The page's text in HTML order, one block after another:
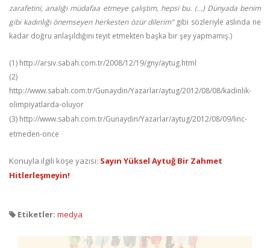
zarafetini, analığı müdafaa etmeye çalıştım, hepsi bu. (…) Dünyada benim
gibi kadınlığı önemseyen herkesten özür dilerim”gibi sözleriyle aslında ne
kadar doğru anlaşıldığını teyit etmekten başka bir şey yapmamış.)
(1) http://arsiv.sabah.com.tr/2008/12/19/gny/aytug.html
(2)
http://www.sabah.com.tr/Gunaydin/Yazarlar/aytug/2012/08/08/kadinlik-
olimpiyatlarda-oluyor
(3) http://www.sabah.com.tr/Gunaydin/Yazarlar/aytug/2012/08/09/linc-
etmeden-once
Konuyla ilgili köşe yazısı: Sayın Yüksel Aytuğ Bir Zahmet
Hitlerleşmeyin!
Etiketler: medya